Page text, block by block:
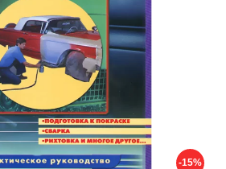
-15%